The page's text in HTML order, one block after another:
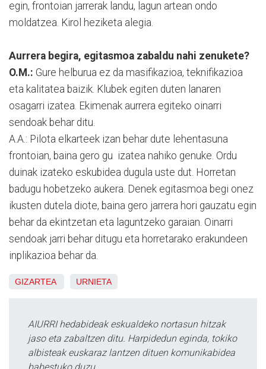
egin, frontoian jarrerak landu, lagun artean ondo
moldatzea. Kirol heziketa alegia.
Aurrera begira, egitasmoa zabaldu nahi zenukete?
O.M.: Gure helburua ez da masifikazioa, teknifikazioa
eta kalitatea baizik. Klubek egiten duten lanaren
osagarri izatea. Ekimenak aurrera egiteko oinarri
sendoak behar ditu.
A.A.: Pilota elkarteek izan behar dute lehentasuna
frontoian, baina gero gu izatea nahiko genuke. Ordu
duinak izateko eskubidea dugula uste dut. Horretan
badugu hobetzeko aukera. Denek egitasmoa begi onez
ikusten dutela diote, baina gero jarrera hori gauzatu egin
behar da ekintzetan eta laguntzeko garaian. Oinarri
sendoak jarri behar ditugu eta horretarako erakundeen
inplikazioa behar da.
GIZARTEA URNIETA
AIURRI hedabideak eskualdeko nortasun hitzak
jaso eta zabaltzen ditu. Harpidedun eginda, tokiko
albisteak euskaraz lantzen dituen komunikabidea